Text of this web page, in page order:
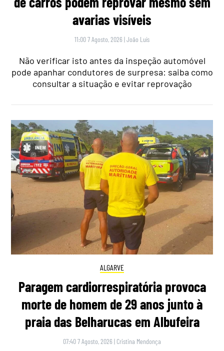
avarias visíveis
11:00 7 Agosto, 2026 |João Luís
Não verificar isto antes da inspeção automóvel
pode apanhar condutores de surpresa: saiba como
consultar a situação e evitar reprovação
ALGARVE
Paragem cardiorrespiratória provoca
morte de homem de 29 anos junto à
praia das Belharucas em Albufeira
07:40 7 Agosto, 2026 | Cristina Mendonça